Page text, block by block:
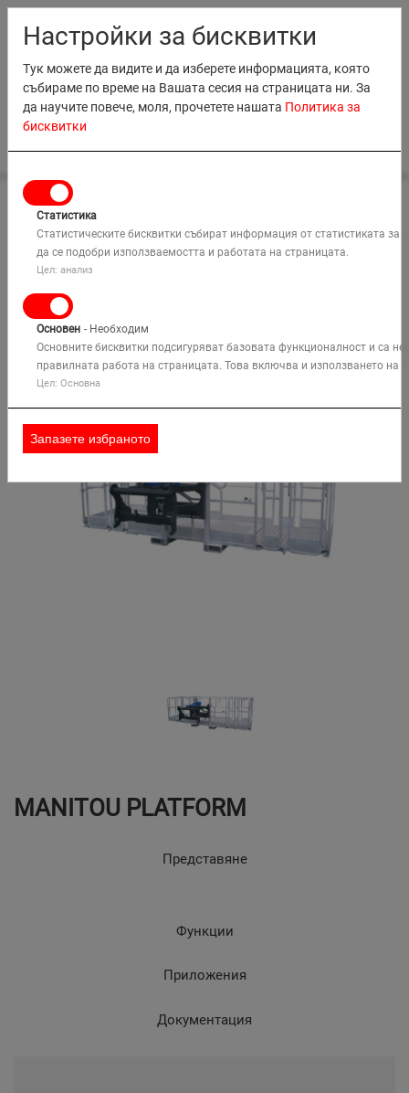
RO
НАЕМАНЕ
ПРОДАЖБИ
ОБУЧЕНИЕ
КОМПАНИЯ
РЕШЕНИЯ
МЕСТА
КОНТАКТ
ТЪРСИ
Начало
Наемане на оборудване
Дивизия Подемни Платформи
Телехедлари
MANITOU PLATFORM
MANITOU PLATFORM
Представяне
Функции
Приложения
Документация
Настройки за бисквитки
Тук можете да видите и да изберете информацията, която
събираме по време на Вашата сесия на страницата ни. За
да научите повече, моля, прочетете нашата Политика за
бисквитки
Статистика
Статистическите бисквитки събират информация от статистиката за
да се подобри използваемостта и работата на страницата.
Цел: анализ
Основен - Необходим
Основните бисквитки подсигуряват базовата функционалност и са
правилната работа на страницата. Това включва и използването на
Цел: Основна
Запазете избраното